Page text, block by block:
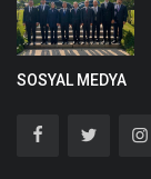
SOSYAL MEDYA